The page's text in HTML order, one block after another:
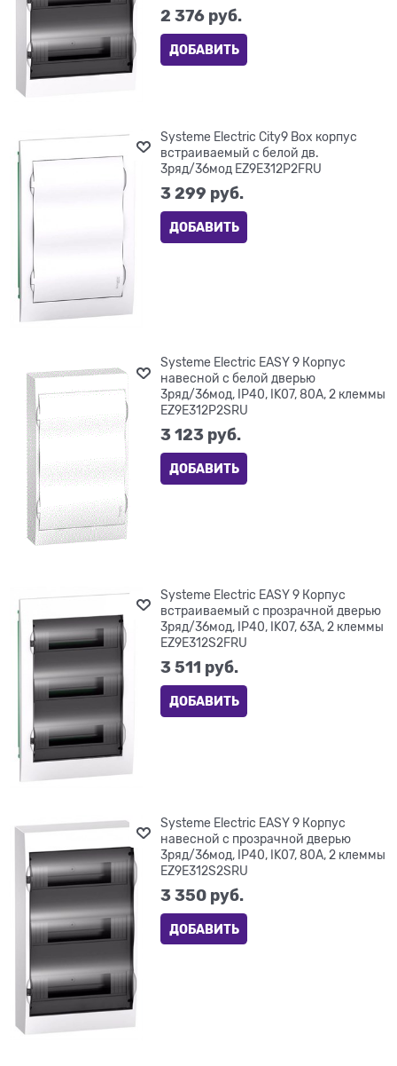
2 376 руб.
ДОБАВИТЬ
Systeme Electric City9 Box корпус
встраиваемый с белой дв.
3ряд/36мод EZ9E312P2FRU
3 299 руб.
ДОБАВИТЬ
Systeme Electric EASY 9 Корпус
навесной с белой дверью
3ряд/36мод, IP40, IK07, 80А, 2 клеммы
EZ9E312P2SRU
3 123 руб.
ДОБАВИТЬ
Systeme Electric EASY 9 Корпус
встраиваемый с прозрачной дверью
3ряд/36мод, IP40, IK07, 63А, 2 клеммы
EZ9E312S2FRU
3 511 руб.
ДОБАВИТЬ
Systeme Electric EASY 9 Корпус
навесной с прозрачной дверью
3ряд/36мод, IP40, IK07, 80А, 2 клеммы
EZ9E312S2SRU
3 350 руб.
ДОБАВИТЬ